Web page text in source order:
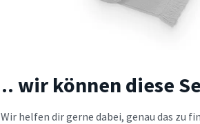
wir können diese
Wir helfen dir gerne dabei, genau das zu